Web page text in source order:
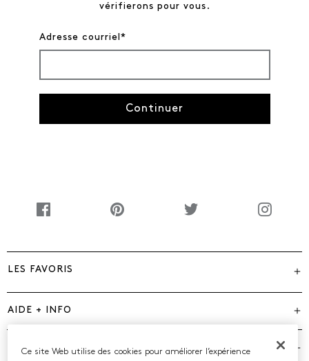
vérifierons pour vous.
Adresse courriel*
Continuer
LES FAVORIS
AIDE + INFO
MARQUES
Ce site Web utilise des cookies pour améliorer l’expérience